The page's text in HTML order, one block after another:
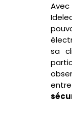
sa